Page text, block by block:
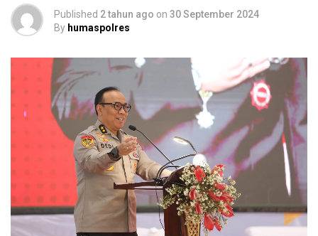
Published 2 tahun ago on 30 September 2024
By humaspolres